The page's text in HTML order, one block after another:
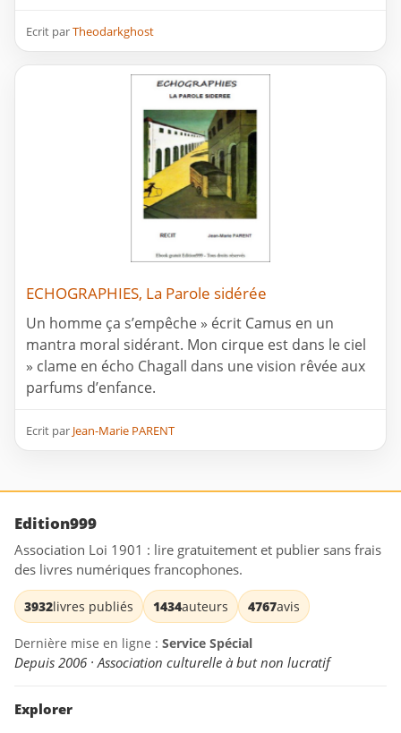
Ecrit parTheodarkghost
ECHOGRAPHIES, La Parole sidérée
Un homme ça s’empêche » écrit Camus en un
mantra moral sidérant. Mon cirque est dans le ciel
» clame en écho Chagall dans une vision rêvée aux
parfums d’enfance.
Ecrit par Jean-Marie PARENT
Edition999
Association Loi 1901 : lire gratuitement et publier sans frais
des livres numériques francophones.
3932livres publiés 1434auteurs 4767avis
Dernière mise en ligne : Service Spécial
Depuis 2006 · Association culturelle à but non lucratif
Explorer